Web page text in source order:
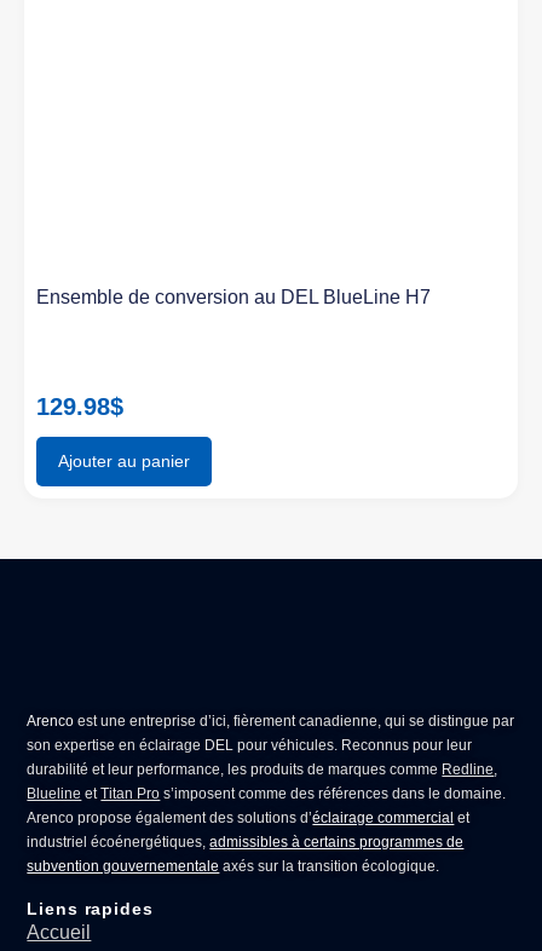
Ensemble de conversion au DEL BlueLine H7
129.98$
Ajouter au panier
Arenco est une entreprise d’ici, fièrement canadienne, qui se distingue par
son expertise enéclairage DEL pour véhicules. Reconnus pour leur
durabilité et leur performance, les produits de marques comme Redline,
Blueline etTitan Pro s’imposent comme des références dans le domaine.
Arenco propose également des solutions d’éclairage commercial et
industriel écoénergétiques,admissibles à certains programmes de
subvention gouvernementale axés sur la transition écologique.
Liens rapides
Accueil